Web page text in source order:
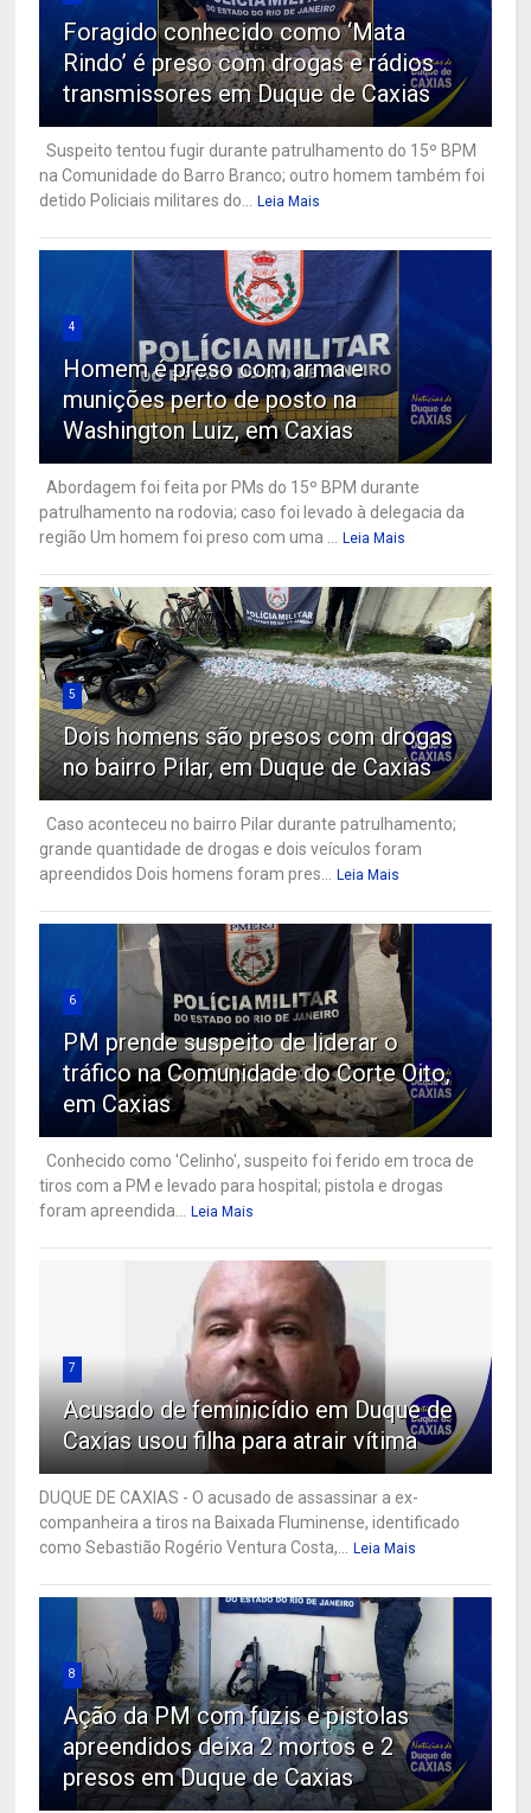
Foragido conhecido como ‘Mata
Rindo’ é preso com drogas e rádios
transmissores em Duque de Caxias
Suspeito tentou fugir durante patrulhamento do 15º BPM
na Comunidade do Barro Branco; outro homem também foi
detido Policiais militares do...
Leia Mais
4
Homem é preso com arma e
munições perto de posto na
Washington Luiz, em Caxias
Abordagem foi feita por PMs do 15º BPM durante
patrulhamento na rodovia; caso foi levado à delegacia da
região Um homem foi preso com uma ...
Leia Mais
5
Dois homens são presos com drogas
no bairro Pilar, em Duque de Caxias
Caso aconteceu no bairro Pilar durante patrulhamento;
grande quantidade de drogas e dois veículos foram
apreendidos Dois homens foram pres...
Leia Mais
6
PM prende suspeito de liderar o
tráfico na Comunidade do Corte Oito,
em Caxias
Conhecido como 'Celinho', suspeito foi ferido em troca de
tiros com a PM e levado para hospital; pistola e drogas
foram apreendida...
Leia Mais
7
Acusado de feminicídio em Duque de
Caxias usou filha para atrair vítima
DUQUE DE CAXIAS - O acusado de assassinar a ex-
companheira a tiros na Baixada Fluminense, identificado
como Sebastião Rogério Ventura Costa,...
Leia Mais
8
Ação da PM com fuzis e pistolas
apreendidos deixa 2 mortos e 2
presos em Duque de Caxias